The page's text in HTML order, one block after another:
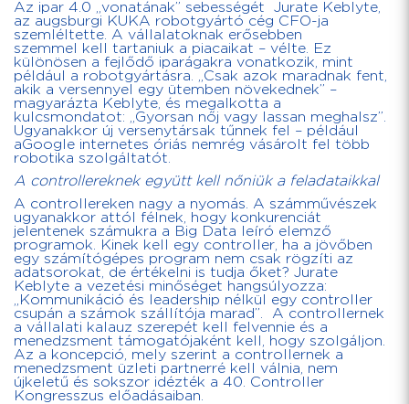
Az ipar 4.0 „vonatának” sebességét Jurate Keblyte,
az augsburgi KUKA robotgyártó cég CFO-ja
szemléltette. A vállalatoknak erősebben
szemmel kell tartaniuk a piacaikat – vélte. Ez
különösen a fejlődő iparágakra vonatkozik, mint
például a robotgyártásra. „Csak azok maradnak fent,
akik a versennyel egy ütemben növekednek” –
magyarázta Keblyte, és megalkotta a
kulcsmondatot: „Gyorsan nőj vagy lassan meghalsz”.
Ugyanakkor új versenytársak tűnnek fel – például
aGoogle internetes óriás nemrég vásárolt fel több
robotika szolgáltatót.
A controllereknek együtt kell nőniük a feladataikkal
A controllereken nagy a nyomás. A számművészek
ugyanakkor attól félnek, hogy konkurenciát
jelentenek számukra a Big Data leíró elemző
programok. Kinek kell egy controller, ha a jövőben
egy számítógépes program nem csak rögzíti az
adatsorokat, de értékelni is tudja őket? Jurate
Keblyte a vezetési minőséget hangsúlyozza:
„Kommunikáció és leadership nélkül egy controller
csupán a számok szállítója marad”. A controllernek
a vállalati kalauz szerepét kell felvennie és a
menedzsment támogatójaként kell, hogy szolgáljon.
Az a koncepció, mely szerint a controllernek a
menedzsment üzleti partnerré kell válnia, nem
újkeletű és sokszor idézték a 40. Controller
Kongresszus előadásaiban.